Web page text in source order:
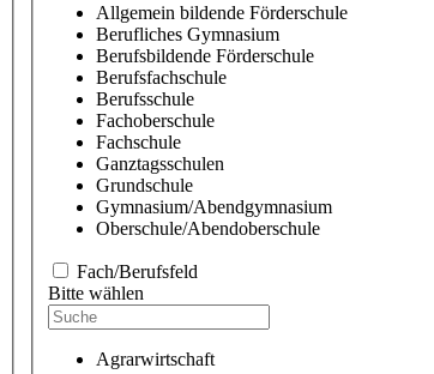
Allgemein bildende Förderschule
Berufliches Gymnasium
Berufsbildende Förderschule
Berufsfachschule
Berufsschule
Fachoberschule
Fachschule
Ganztagsschulen
Grundschule
Gymnasium/Abendgymnasium
Oberschule/Abendoberschule
Fach/Berufsfeld
Bitte wählen
Agrarwirtschaft